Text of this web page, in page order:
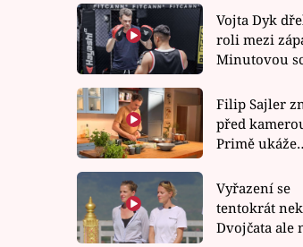
Vojta Dyk
roli mezi
Minutovou
Filip Sajler
před
Primě ukáže
rychlé recepty
Vyřazení se
tentokrát
Dvojčata ale